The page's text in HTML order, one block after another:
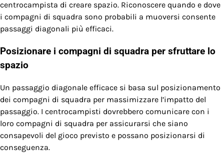
centrocampista di creare spazio. Riconoscere quando e dove
i compagni di squadra sono probabili a muoversi consente
passaggi diagonali più efficaci.
Posizionare i compagni di squadra per sfruttare lo
spazio
Un passaggio diagonale efficace si basa sul posizionamento
dei compagni di squadra per massimizzare l’impatto del
passaggio. I centrocampisti dovrebbero comunicare con i
loro compagni di squadra per assicurarsi che siano
consapevoli del gioco previsto e possano posizionarsi di
conseguenza.